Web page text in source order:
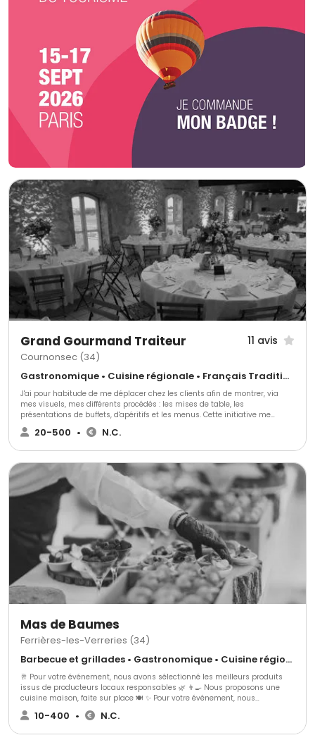
Pour un service encore plus attentionné, nous proposons également les
repas des prestataires (photographes, nounous, équipes techniques…),
afin que chacun bénéficie d’une prise en charge optimale. Le jour de votre
événement, notre équipe est présente à vos côtés pour assurer un
déroulement parfait, dans les moindres détails.
Grand Gourmand Traiteur 11 avis
Cournonsec (34)
Gastronomique • Cuisine régionale • Français Traditionnel
J'ai pour habitude de me déplacer chez les clients afin de montrer, via
mes visuels, mes différents procédés : les mises de table, les
présentations de buffets, d'apéritifs et les menus. Cette initiative me
permet de définir la prestation la plus adaptée à vos attentes Alors,
n'hésitez pas.. Appelez moi ou envoyez moi une demande ...
20-500 • N.C.
Mas de Baumes
Ferrières-les-Verreries (34)
Barbecue et grillades • Gastronomique • Cuisine régionale
🥂 Pour votre événement, nous avons sélectionné les meilleurs produits
issus de producteurs locaux responsables 🌿 👨‍🍳 Nous proposons une
cuisine maison, faite sur place 🍽️ ✨ Pour votre événement, nous
proposons : 🍢 3 gammes de cocktails dînatoires 🍽️ 3 gammes de repas
assis ➕ Avec une possibilité d’options supplémentaires pour s’adapter au10-400 • N.C.